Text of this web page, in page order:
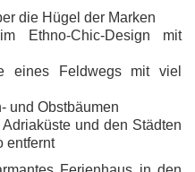
die Hügel der Marken
Ethno-Chic-Design mit
eines Feldwegs mit viel
und Obstbäumen
und den Städten
entfernt